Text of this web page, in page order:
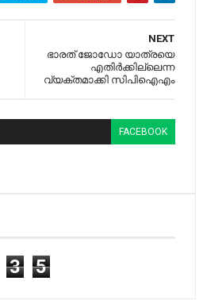
NEXT
ഭാരത് ജോഡോ യാത്രയെ
എതിര്‍ക്കില്ലെന്ന
വ്യക്തമാക്കി സിപിഐഎം
FACEBOOK
3 5